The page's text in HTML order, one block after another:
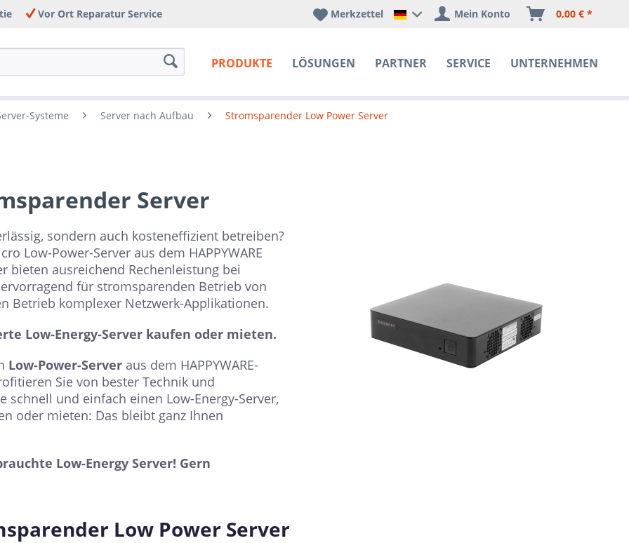
Vor Ort Reparatur Service
PRODUKTE LÖSUNGEN PARTNER SERVICE UNTERNEHMEN
Happyware Deutschland
Merkzettel Mein Konto 0,00 € *
Systeme Server nach Aufbau Stromsparender Low Power Server
Server
sondern auch kosteneffizient betreiben?
Low-Power-Server aus dem HAPPYWARE
bieten ausreichend Rechenleistung bei
für stromsparenden Betrieb von
Betrieb komplexer Netzwerk-Applikationen.
Low-Energy-Server kaufen oder mieten.
Low-Power-Server aus dem HAPPYWARE-
Sie von bester Technik und
und einfach einen Low-Energy-Server,
oder mieten: Das bleibt ganz Ihnen
Low-Energy Server! Gern
Low Power Server